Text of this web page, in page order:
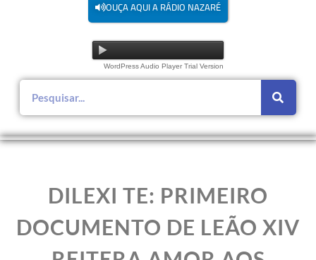
OUÇA AQUI A RÁDIO NAZARÉ
WordPress Audio Player Trial Version
DILEXI TE: PRIMEIRO
DOCUMENTO DE LEÃO XIV